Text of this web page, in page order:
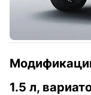
1.5 л,